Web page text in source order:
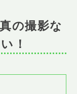
の撮影な
！